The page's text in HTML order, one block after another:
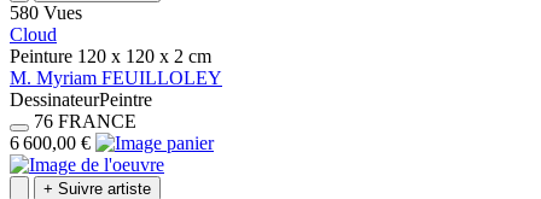
580 Vues
Cloud
Peinture 120 x 120 x 2 cm
M. Myriam FEUILLOLEY
DessinateurPeintre
76 FRANCE
6 600,00 €
+ Suivre artiste